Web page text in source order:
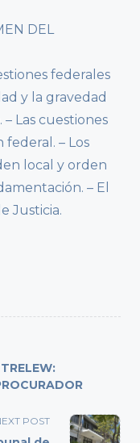
DEL
federales
y la gravedad
Las cuestiones
– Los
local y orden
– El
Justicia.
POST